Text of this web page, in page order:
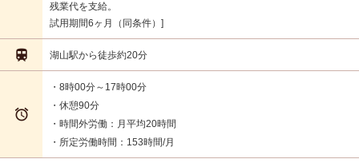
残業代を支給。
試用期間6ヶ月（同条件）
 湖山駅から徒歩約20分

・8時00分～17時00分
・休憩90分
・時間外労働：月平均20時間
・所定労働時間：153時間/月